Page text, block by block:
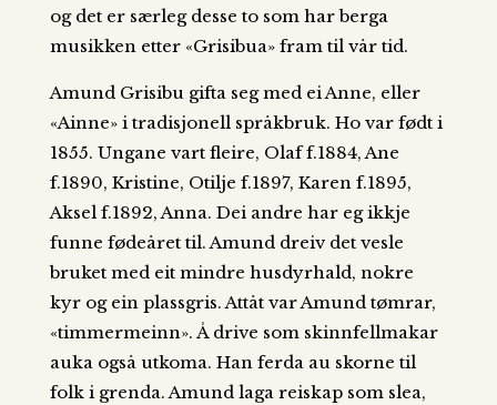
og det er særleg desse to som har berga
musikken etter «Grisibua» fram til vår tid.
Amund Grisibu gifta seg med ei Anne, eller
«Ainne» i tradisjonell språkbruk. Ho var født i
1855. Ungane vart fleire, Olaf f.1884, Ane
f.1890, Kristine, Otilje f.1897, Karen f.1895,
Aksel f.1892, Anna. Dei andre har eg ikkje
funne fødeåret til. Amund dreiv det vesle
bruket med eit mindre husdyrhald, nokre
kyr og ein plassgris. Attåt var Amund tømrar,
«timmermeinn». Å drive som skinnfellmakar
auka også utkoma. Han ferda au skorne til
folk i grenda. Amund laga reiskap som slea,